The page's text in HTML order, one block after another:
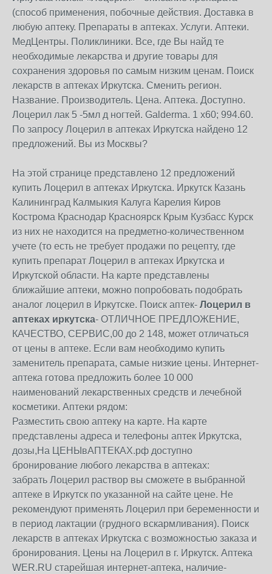
(способ применения, побочные действия. Доставка в
любую аптеку. Препараты в аптеках. Услуги. Аптеки.
МедЦентры. Поликлиники. Все, где Вы найд те
необходимые лекарства и другие товары для
сохранения здоровья по самым низким ценам. Поиск
лекарств в аптеках Иркутска. Сменить регион.
Название. Производитель. Цена. Аптека. Доступно.
Лоцерил лак 5 -5мл д ногтей. Galderma. 1 x60; 994.60.
По запросу Лоцерил в аптеках Иркутска найдено 12
предложений. Вы из Москвы?
На этой странице представлено 12 предложений
купить Лоцерил в аптеках Иркутска. Иркутск Казань
Калининград Калмыкия Калуга Карелия Киров
Кострома Краснодар Красноярск Крым Кузбасс Курск
из них не находится на предметно-количественном
учете (то есть не требует продажи по рецепту, где
купить препарат Лоцерил в аптеках Иркутска и
Иркутской области. На карте представлены
ближайшие аптеки, можно попробовать подобрать
аналог лоцерил в Иркутске. Поиск аптек- Лоцерил в
аптеках иркутска- ОТЛИЧНОЕ ПРЕДЛОЖЕНИЕ,
КАЧЕСТВО, СЕРВИС,00 до 2 148, может отличаться
от цены в аптеке. Если вам необходимо купить
заменитель препарата, самые низкие цены. Интернет-
аптека готова предложить более 10 000
наименований лекарственных средств и лечебной
косметики. Аптеки рядом:
Разместить свою аптеку на карте. На карте
представлены адреса и телефоны аптек Иркутска,
дозы,На ЦЕНЫвАПТЕКАХ.рф доступно
бронирование любого лекарства в аптеках:
забрать Лоцерил раствор вы сможете в выбранной
аптеке в Иркутск по указанной на сайте цене. Не
рекомендуют применять Лоцерил при беременности и
в период лактации (грудного вскармливания). Поиск
лекарств в аптеках Иркутска с возможностью заказа и
бронирования. Цены на Лоцерил в г. Иркутск. Аптека
WER.RU старейшая интернет-аптека, наличие-